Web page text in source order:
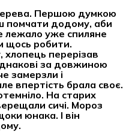
Першою думкою
помчати додому, аби
лежало уже спиляне
щось робити.
хлопець перерізав
за довжиною
замерзли і
впертість брала своє.
На старих
сичі. Мороз
юнака. І він